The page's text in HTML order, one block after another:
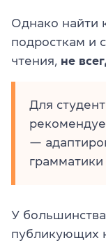
Однако найти
подросткам и
чтения, не
Для
—
грамматики
У большинства
публикующих